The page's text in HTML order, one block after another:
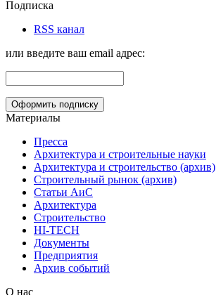
Подписка
RSS канал
или введите ваш email адрес:
Материалы
Пресса
Архитектура и строительные науки
Архитектура и строительство (архив)
Строительный рынок (архив)
Статьи АиС
Архитектура
Строительство
HI-TECH
Документы
Предприятия
Архив событий
О нас